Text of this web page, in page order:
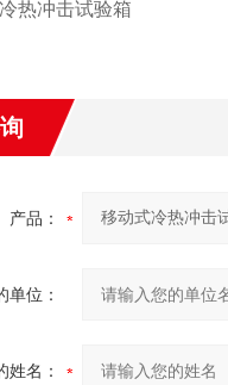
产品：
单位：
姓名：